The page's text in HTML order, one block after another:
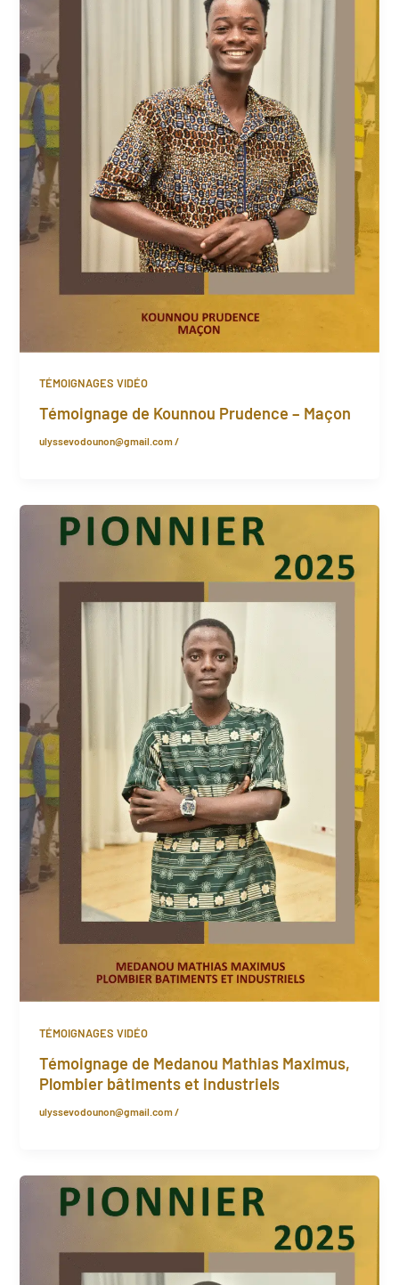
TÉMOIGNAGES VIDÉO
Témoignage de Kounnou Prudence – Maçon
ulyssevodounon@gmail.com/
TÉMOIGNAGES VIDÉO
Témoignage de Medanou Mathias Maximus,
Plombier bâtiments et industriels
ulyssevodounon@gmail.com/